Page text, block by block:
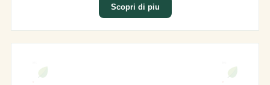
Scopri di piu